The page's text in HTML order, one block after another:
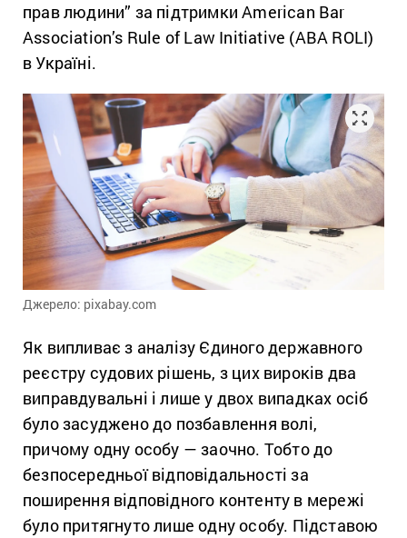
прав людини” за підтримки American Bar
Association’s Rule of Law Initiative (ABA ROLI)
в Україні.
Джерело: pixabay.com
Як випливає з аналізу Єдиного державного
реєстру судових рішень, з цих вироків два
виправдувальні і лише у двох випадках осіб
було засуджено до позбавлення волі,
причому одну особу — заочно. Тобто до
безпосередньої відповідальності за
поширення відповідного контенту в мережі
було притягнуто лише одну особу. Підставою